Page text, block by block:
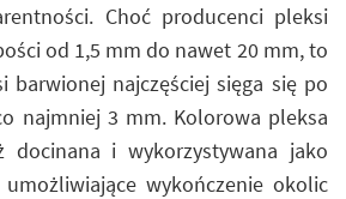
Choć producenci pleksi
od 1,5 mm do nawet 20 mm, to
barwionej najczęściej sięga się po
najmniej 3 mm. Kolorowa pleksa
docinana i wykorzystywana jako
umożliwiające wykończenie okolic